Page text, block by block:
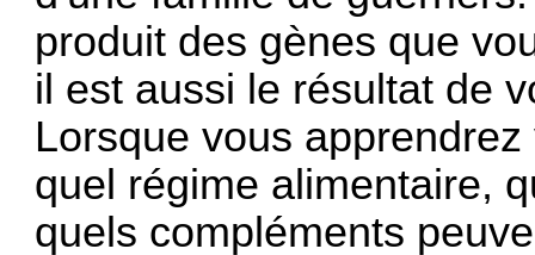
produit des gènes que
il est aussi le résultat de
Lorsque vous
quel régime alimentaire,
quels compléments